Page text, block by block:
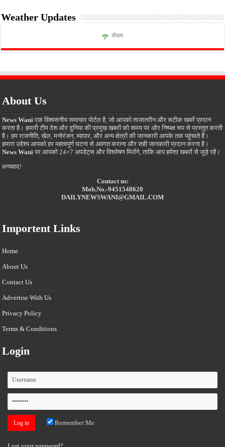
Weather Updates
मौसम
About Us
News Wani एक विश्वसनीय समाचार पोर्टल है, जो आपको ताजातरीन और सटीक खबरें प्रदान
करता है। हमारी टीम देश और दुनिया की प्रमुख खबरों को समय पर और निष्पक्ष रूप से प्रस्तुत करती
है। हम राजनीति, खेल, मनोरंजन, व्यापार, और अन्य क्षेत्रों की जानकारी आपके तक पहुंचाते हैं।
हमारा उद्देश्य आपको हर महत्वपूर्ण घटना से अवगत कराना और सही जानकारी प्रदान करना है।
News Wani पर आपको 24×7 अपडेट्स और विश्लेषण मिलेंगे, ताकि आप हमेशा खबरों से जुड़े रहें।
धन्यवाद!
Contact us:
Mob.No.-9451548620
DAILYNEWSWANI@GMAIL.COM
Importent Links
Home
About Us
Contact Us
Advertise With Us
Privacy Policy
Terms & Conditions
Login
Remember Me